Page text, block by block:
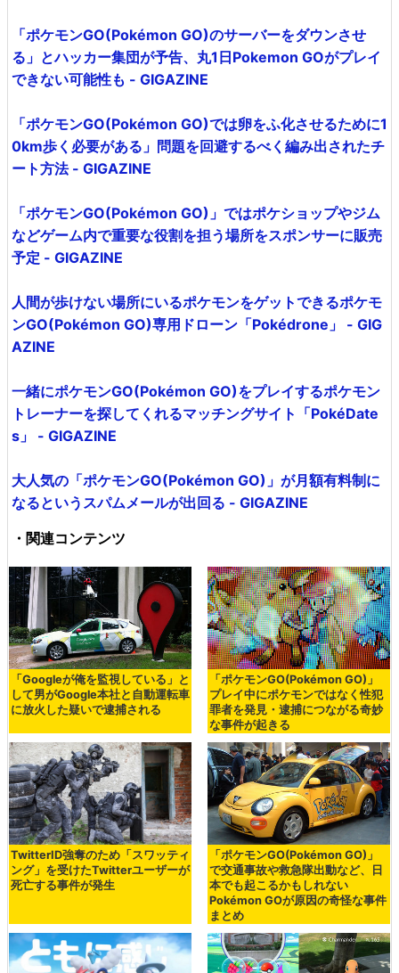
「ポケモンGO(Pokémon GO)のサーバーをダウンさせ
る」とハッカー集団が予告、丸1日Pokemon GOがプレイ
できない可能性も - GIGAZINE
「ポケモンGO(Pokémon GO)では卵をふ化させるために1
0km歩く必要がある」問題を回避するべく編み出されたチ
ート方法 - GIGAZINE
「ポケモンGO(Pokémon GO)」ではポケショップやジム
などゲーム内で重要な役割を担う場所をスポンサーに販売
予定 - GIGAZINE
人間が歩けない場所にいるポケモンをゲットできるポケモ
ンGO(Pokémon GO)専用ドローン「Pokédrone」 - GIG
AZINE
一緒にポケモンGO(Pokémon GO)をプレイするポケモン
トレーナーを探してくれるマッチングサイト「PokéDate
s」 - GIGAZINE
大人気の「ポケモンGO(Pokémon GO)」が月額有料制に
なるというスパムメールが出回る - GIGAZINE
・関連コンテンツ
「Googleが俺を監視している」と
して男がGoogle本社と自動運転車
に放火した疑いで逮捕される
「ポケモンGO(Pokémon GO)」
プレイ中にポケモンではなく性犯
罪者を発見・逮捕につながる奇妙
な事件が起きる
TwitterID強奪のため「スワッティ
ング」を受けたTwitterユーザーが
死亡する事件が発生
「ポケモンGO(Pokémon GO)」
で交通事故や救急隊出動など、日
本でも起こるかもしれない
Pokémon GOが原因の奇怪な事件
まとめ